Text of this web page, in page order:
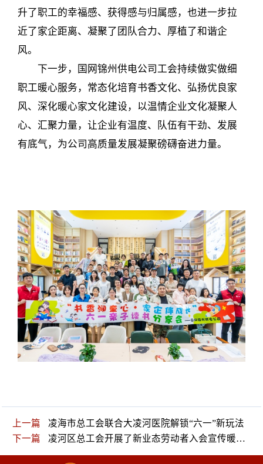
升了职工的幸福感、获得感与归属感，也进一步拉
近了家企距离、凝聚了团队合力、厚植了和谐企
风。
下一步，国网锦州供电公司工会持续做实做细
职工暖心服务，常态化培育书香文化、弘扬优良家
风、深化暖心家文化建设，以温情企业文化凝聚人
心、汇聚力量，让企业有温度、队伍有干劲、发展
有底气，为公司高质量发展凝聚磅礴奋进力量。
上一篇
凌海市总工会联合大凌河医院解锁“六一”新玩法
下一篇
凌河区总工会开展了新业态劳动者入会宣传暖心服务活动